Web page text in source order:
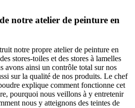
notre atelier de peinture en
notre propre atelier de peinture en
stores-toiles et des stores à lamelles
avons ainsi un contrôle total sur nos
sur la qualité de nos produits. Le chef
explique comment fonctionne cet
pourquoi nous veillons à y entretenir
nous y atteignons des teintes de